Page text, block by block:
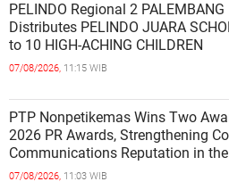
PELINDO Regional 2 PALEMBANG
Distributes PELINDO JUARA
to 10 HIGH-ACHING CHILDREN
07/08/2026, 11:15 WIB
PTP Nonpetikemas Wins Two Awards at the
2026 PR Awards, Strengthening
Communications Reputation in
Sector
07/08/2026, 11:03 WIB